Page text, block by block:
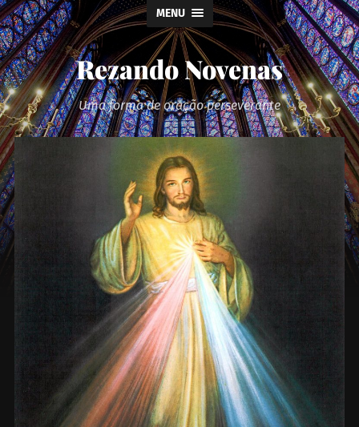
MENU
Rezando Novenas
Uma forma de oração perseverante